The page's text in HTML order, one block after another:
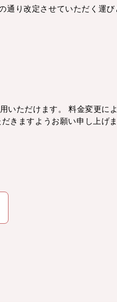
通り改定させていただく運び
いただけます。 料金変更に
きますようお願い申し上げま